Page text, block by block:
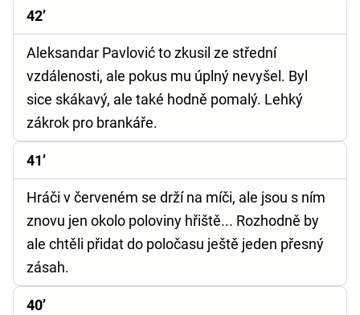
42’
Aleksandar Pavlović to zkusil ze střední
vzdálenosti, ale pokus mu úplný nevyšel. Byl
sice skákavý, ale také hodně pomalý. Lehký
zákrok pro brankáře.
41’
Hráči v červeném se drží na míči, ale jsou s ním
znovu jen okolo poloviny hřiště... Rozhodně by
ale chtěli přidat do poločasu ještě jeden přesný
zásah.
40’